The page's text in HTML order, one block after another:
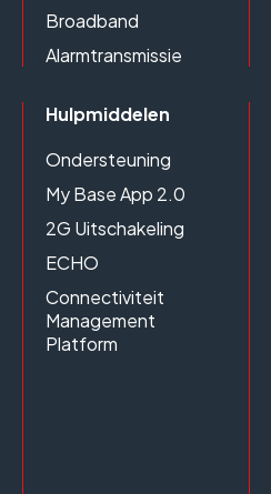
Broadband
Alarmtransmissie
Hulpmiddelen
Ondersteuning
My Base App 2.0
2G Uitschakeling
ECHO
Connectiviteit
Management
Platform